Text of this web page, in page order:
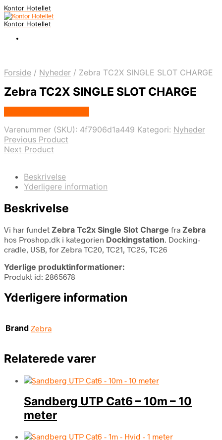
Kontor Hotellet
Kontor Hotellet
Forside / Nyheder / Zebra TC2X SINGLE SLOT CHARGE
Zebra TC2X SINGLE SLOT CHARGE
Varenummer (SKU): 4f7906d1a449 Kategori: Nyheder
Previous Product
Next Product
Beskrivelse
Yderligere information
Beskrivelse
Vi har fundet Zebra Tc2x Single Slot Charge fra Zebra
hos Proshop.dk i kategorien Dockingstation. Docking-
cradle, USB, for Zebra TC20, TC21, TC25, TC26
Yderlige produktinformationer:
Produkt id: 2865678
Yderligere information
Brand Zebra
Relaterede varer
Sandberg UTP Cat6 – 10m – 10
meter